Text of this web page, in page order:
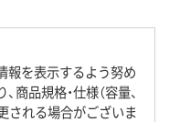
報を表示するよう努め
品規格・仕様（容量、
される場合がございま